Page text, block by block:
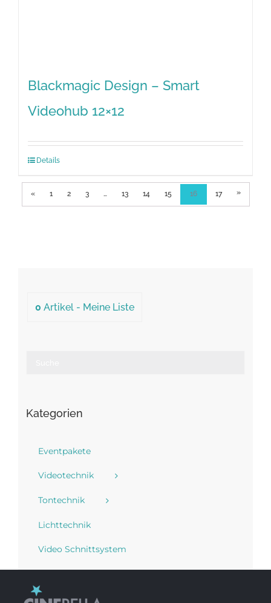
Blackmagic Design – Smart
Videohub 12×12
Details
« 1 2 3 … 13 14 15 16 17 »
0 Artikel - Meine Liste
Kategorien
Eventpakete
Videotechnik
Tontechnik
Lichttechnik
Video Schnittsystem